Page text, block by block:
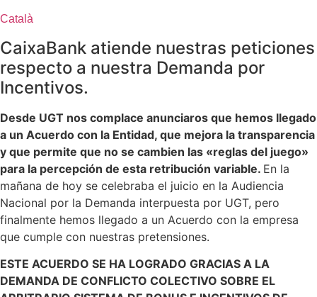
Català
CaixaBank atiende nuestras peticiones
respecto a nuestra Demanda por
Incentivos.
Desde UGT nos complace anunciaros que hemos llegado
a un Acuerdo con la Entidad, que mejora la transparencia
y que permite que no se cambien las «reglas del juego»
para la percepción de esta retribución variable. En la
mañana de hoy se celebraba el juicio en la Audiencia
Nacional por la Demanda interpuesta por UGT, pero
finalmente hemos llegado a un Acuerdo con la empresa
que cumple con nuestras pretensiones.
ESTE ACUERDO SE HA LOGRADO GRACIAS A LA
DEMANDA DE CONFLICTO COLECTIVO SOBRE EL